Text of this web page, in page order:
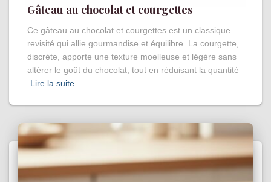
Gâteau au chocolat et courgettes
Ce gâteau au chocolat et courgettes est un classique
revisité qui allie gourmandise et équilibre. La courgette,
discrète, apporte une texture moelleuse et légère sans
altérer le goût du chocolat, tout en réduisant la quantité
Lire la suite